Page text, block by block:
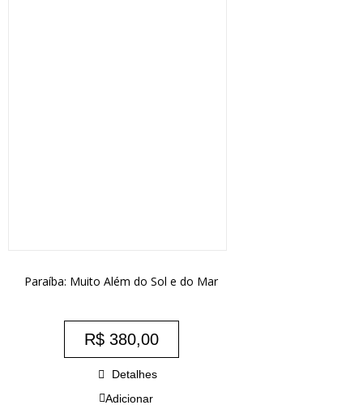
Paraíba: Muito Além do Sol e do Mar
R$ 380,00
Detalhes
Adicionar